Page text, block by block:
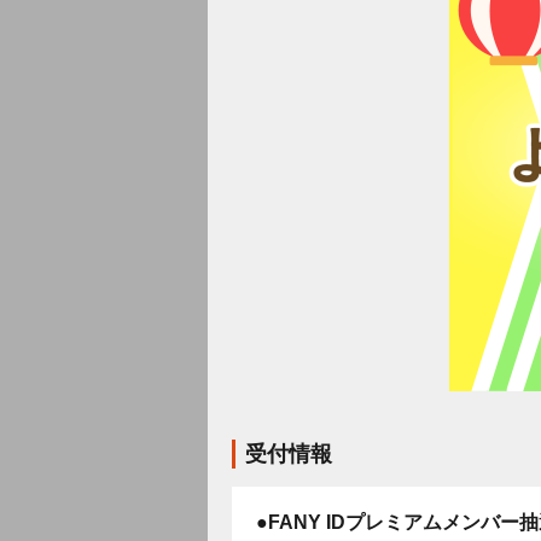
受付情報
●FANY IDプレミアムメンバー